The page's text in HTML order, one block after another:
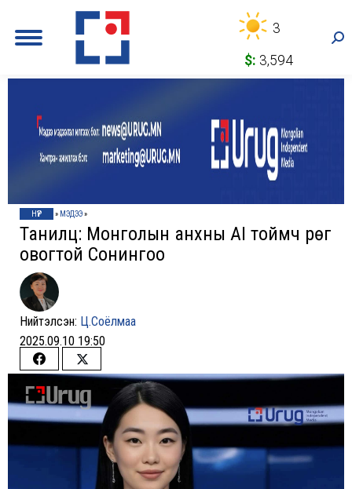
3
$: 3,594
НҮҮР » МЭДЭЭ»
Танилц: Монголын анхны AI тоймч Өрөг
овогтой Сонингоо
Нийтэлсэн: Ц.Соёлмаа
2025.09.10 19:50
Share
on
Facebook
Share
on
Twitter